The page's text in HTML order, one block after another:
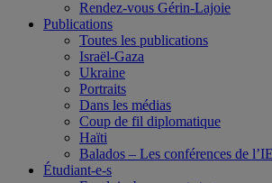
Rendez-vous Gérin-Lajoie
Publications
Toutes les publications
Israël-Gaza
Ukraine
Portraits
Dans les médias
Coup de fil diplomatique
Haïti
Balados – Les conférences de
Étudiant-e-s